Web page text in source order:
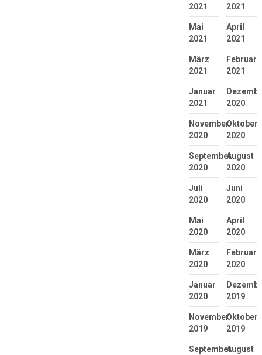
2021
2021
Mai
2021
April
2021
März
2021
Februar
2021
Januar
2021
2020
November
2020
Oktober
2020
September
2020
August
2020
Juli
2020
Juni
2020
Mai
2020
April
2020
März
2020
Februar
2020
Januar
2020
2019
November
2019
Oktober
2019
SeptemberAugust